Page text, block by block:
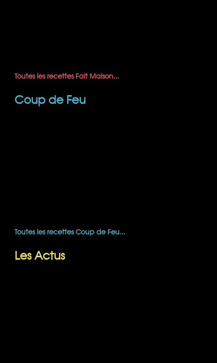
Toutes les recettes Fait Maison...
Coup de Feu
Toutes les recettes Coup de Feu...
Les Actus